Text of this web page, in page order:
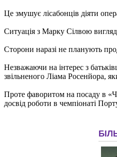
Це змушує лісабонців діяти
Ситуація з Марку Сілвою
Сторони наразі не планують
Незважаючи на інтерес з
звільненого Ліама Росенйора,
Проте фаворитом на посаду в
досвід роботи в чемпіонаті